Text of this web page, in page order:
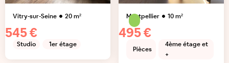
Vitry-sur-Seine 20m²
545 €
Studio 1er étage
Montpellier 10m²
495 €
Pièces
4ème étage et
+